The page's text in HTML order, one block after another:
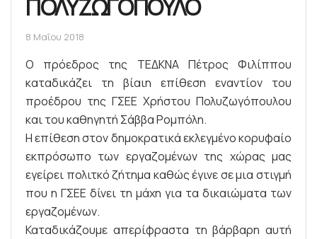
ΠΟΛΥΖΩΓΟΠΟΥΛΟ
8 Μαΐου 2018
Ο πρόεδρος της ΤΕΔΚΝΑ Πέτρος Φιλίππου
καταδικάζει τη βίαιη επίθεση εναντίον του
προέδρου της ΓΣΕΕ Χρήστου Πολυζωγόπουλου
και του καθηγητή Σάββα Ρομπόλη.
Η επίθεση στον δημοκρατικά εκλεγμένο κορυφαίο
εκπρόσωπο των εργαζομένων της χώρας μας
εγείρει πολιτκό ζήτημα καθώς έγινε σε μια στιγμή
που η ΓΣΕΕ δίνει τη μάχη για τα δικαιώματα των
εργαζομένων.
Καταδικάζουμε απερίφραστα τη βάρβαρη αυτή